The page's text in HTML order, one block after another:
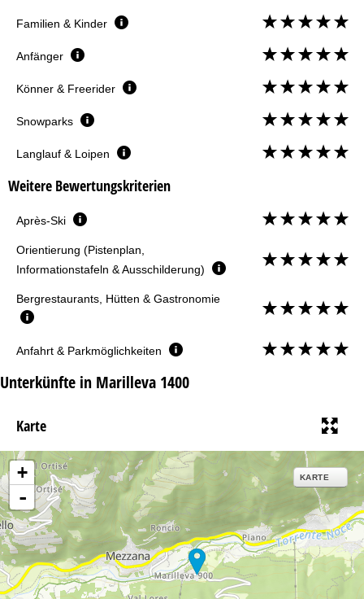
Familien & Kinder
Anfänger
Könner & Freerider
Snowparks
Langlauf & Loipen
Weitere Bewertungskriterien
Après-Ski
Orientierung (Pistenplan,
Informationstafeln & Ausschilderung)
Bergrestaurants, Hütten & Gastronomie
Anfahrt & Parkmöglichkeiten
Unterkünfte in Marilleva 1400
Karte
+
-
KARTE